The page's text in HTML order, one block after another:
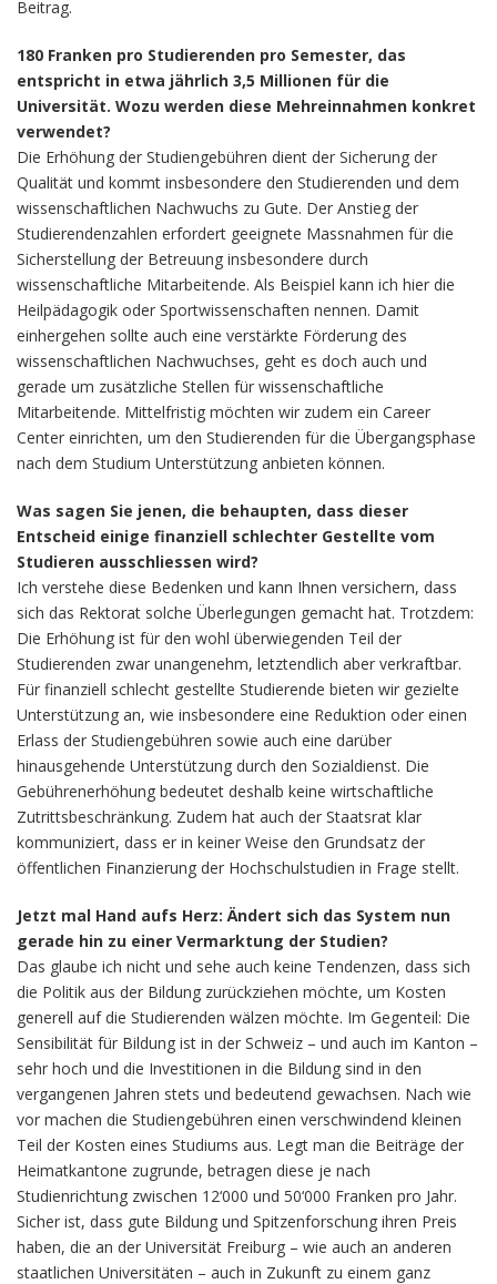
Beitrag.
180 Franken pro Studierenden pro Semester, das
entspricht in etwa jährlich 3,5 Millionen für die
Universität. Wozu werden diese Mehreinnahmen konkret
verwendet?
Die Erhöhung der Studiengebühren dient der Sicherung der
Qualität und kommt insbesondere den Studierenden und dem
wissenschaftlichen Nachwuchs zu Gute. Der Anstieg der
Studierendenzahlen erfordert geeignete Massnahmen für die
Sicherstellung der Betreuung insbesondere durch
wissenschaftliche Mitarbeitende. Als Beispiel kann ich hier die
Heilpädagogik oder Sportwissenschaften nennen. Damit
einhergehen sollte auch eine verstärkte Förderung des
wissenschaftlichen Nachwuchses, geht es doch auch und
gerade um zusätzliche Stellen für wissenschaftliche
Mitarbeitende. Mittelfristig möchten wir zudem ein Career
Center einrichten, um den Studierenden für die Übergangsphase
nach dem Studium Unterstützung anbieten können.
Was sagen Sie jenen, die behaupten, dass dieser
Entscheid einige finanziell schlechter Gestellte vom
Studieren ausschliessen wird?
Ich verstehe diese Bedenken und kann Ihnen versichern, dass
sich das Rektorat solche Überlegungen gemacht hat. Trotzdem:
Die Erhöhung ist für den wohl überwiegenden Teil der
Studierenden zwar unangenehm, letztendlich aber verkraftbar.
Für finanziell schlecht gestellte Studierende bieten wir gezielte
Unterstützung an, wie insbesondere eine Reduktion oder einen
Erlass der Studiengebühren sowie auch eine darüber
hinausgehende Unterstützung durch den Sozialdienst. Die
Gebührenerhöhung bedeutet deshalb keine wirtschaftliche
Zutrittsbeschränkung. Zudem hat auch der Staatsrat klar
kommuniziert, dass er in keiner Weise den Grundsatz der
öffentlichen Finanzierung der Hochschulstudien in Frage stellt.
Jetzt mal Hand aufs Herz: Ändert sich das System nun
gerade hin zu einer Vermarktung der Studien?
Das glaube ich nicht und sehe auch keine Tendenzen, dass sich
die Politik aus der Bildung zurückziehen möchte, um Kosten
generell auf die Studierenden wälzen möchte. Im Gegenteil: Die
Sensibilität für Bildung ist in der Schweiz – und auch im Kanton –
sehr hoch und die Investitionen in die Bildung sind in den
vergangenen Jahren stets und bedeutend gewachsen. Nach wie
vor machen die Studiengebühren einen verschwindend kleinen
Teil der Kosten eines Studiums aus. Legt man die Beiträge der
Heimatkantone zugrunde, betragen diese je nach
Studienrichtung zwischen 12‘000 und 50‘000 Franken pro Jahr.
Sicher ist, dass gute Bildung und Spitzenforschung ihren Preis
haben, die an der Universität Freiburg – wie auch an anderen
staatlichen Universitäten – auch in Zukunft zu einem ganz